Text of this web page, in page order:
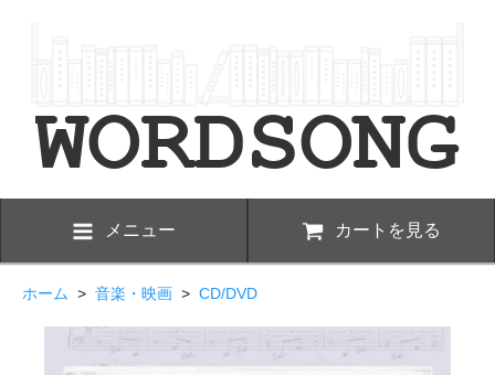
メニュー カートを見る
ホーム > 音楽・映画 > CD/DVD